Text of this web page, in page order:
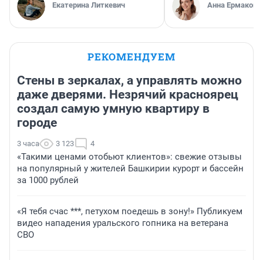
Екатерина Литкевич Анна Ермакова
РЕКОМЕНДУЕМ
Стены в зеркалах, а управлять можно
даже дверями. Незрячий красноярец
создал самую умную квартиру в
городе
3 часа 3 123 4
«Такими ценами отобьют клиентов»: свежие отзывы
на популярный у жителей Башкирии курорт и бассейн
за 1000 рублей
«Я тебя счас ***, петухом поедешь в зону!» Публикуем
видео нападения уральского гопника на ветерана
СВО